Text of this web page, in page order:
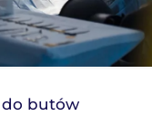
do butów